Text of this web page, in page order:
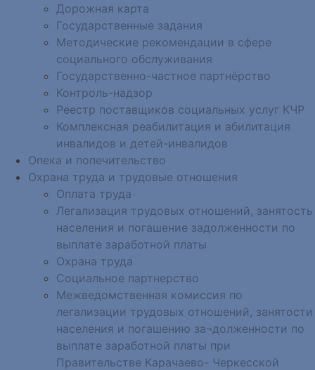
Дорожная карта
Государственные задания
Методические рекомендации в сфере
социального обслуживания
Государственно-частное партнёрство
Контроль-надзор
Реестр поставщиков социальных услуг КЧР
Комплексная реабилитация и абилитация
инвалидов и детей-инвалидов
Опека и попечительство
Охрана труда и трудовые отношения
Оплата труда
Легализация трудовых отношений, занятость
населения и погашение задолженности по
выплате заработной платы
Охрана труда
Социальное партнерство
Межведомственная комиссия по
легализации трудовых отношений, занятости
населения и погашению за¬долженности по
выплате заработной платы при
Правительстве Карачаево- Черкесской